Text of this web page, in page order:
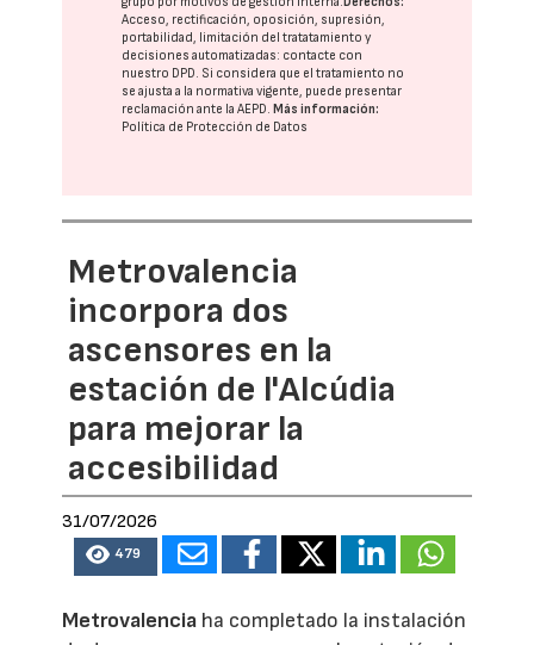
Acceso, rectificación, oposición, supresión,
portabilidad, limitación del tratatamiento y
decisiones automatizadas: contacte con
nuestro DPD. Si considera que el tratamiento no
se ajusta a la normativa vigente, puede presentar
reclamación ante laAEPD. Más información:
Política de Protección de Datos
Metrovalencia
incorpora dos
ascensores en la
estación de l'Alcúdia
para mejorar la
accesibilidad
31/07/2026
479
Metrovalencia ha completado la instalación